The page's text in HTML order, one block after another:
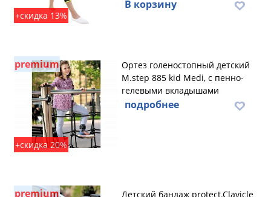
+скидка 13%
В корзину
premium
+скидка 20%
Ортез голеностопный детский
M.step 885 kid Medi, с пенно-
гелевыми вкладышами
подробнее
premium
Детский бандаж protect.Clavicle